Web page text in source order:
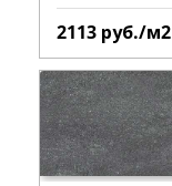
2113 руб./м2